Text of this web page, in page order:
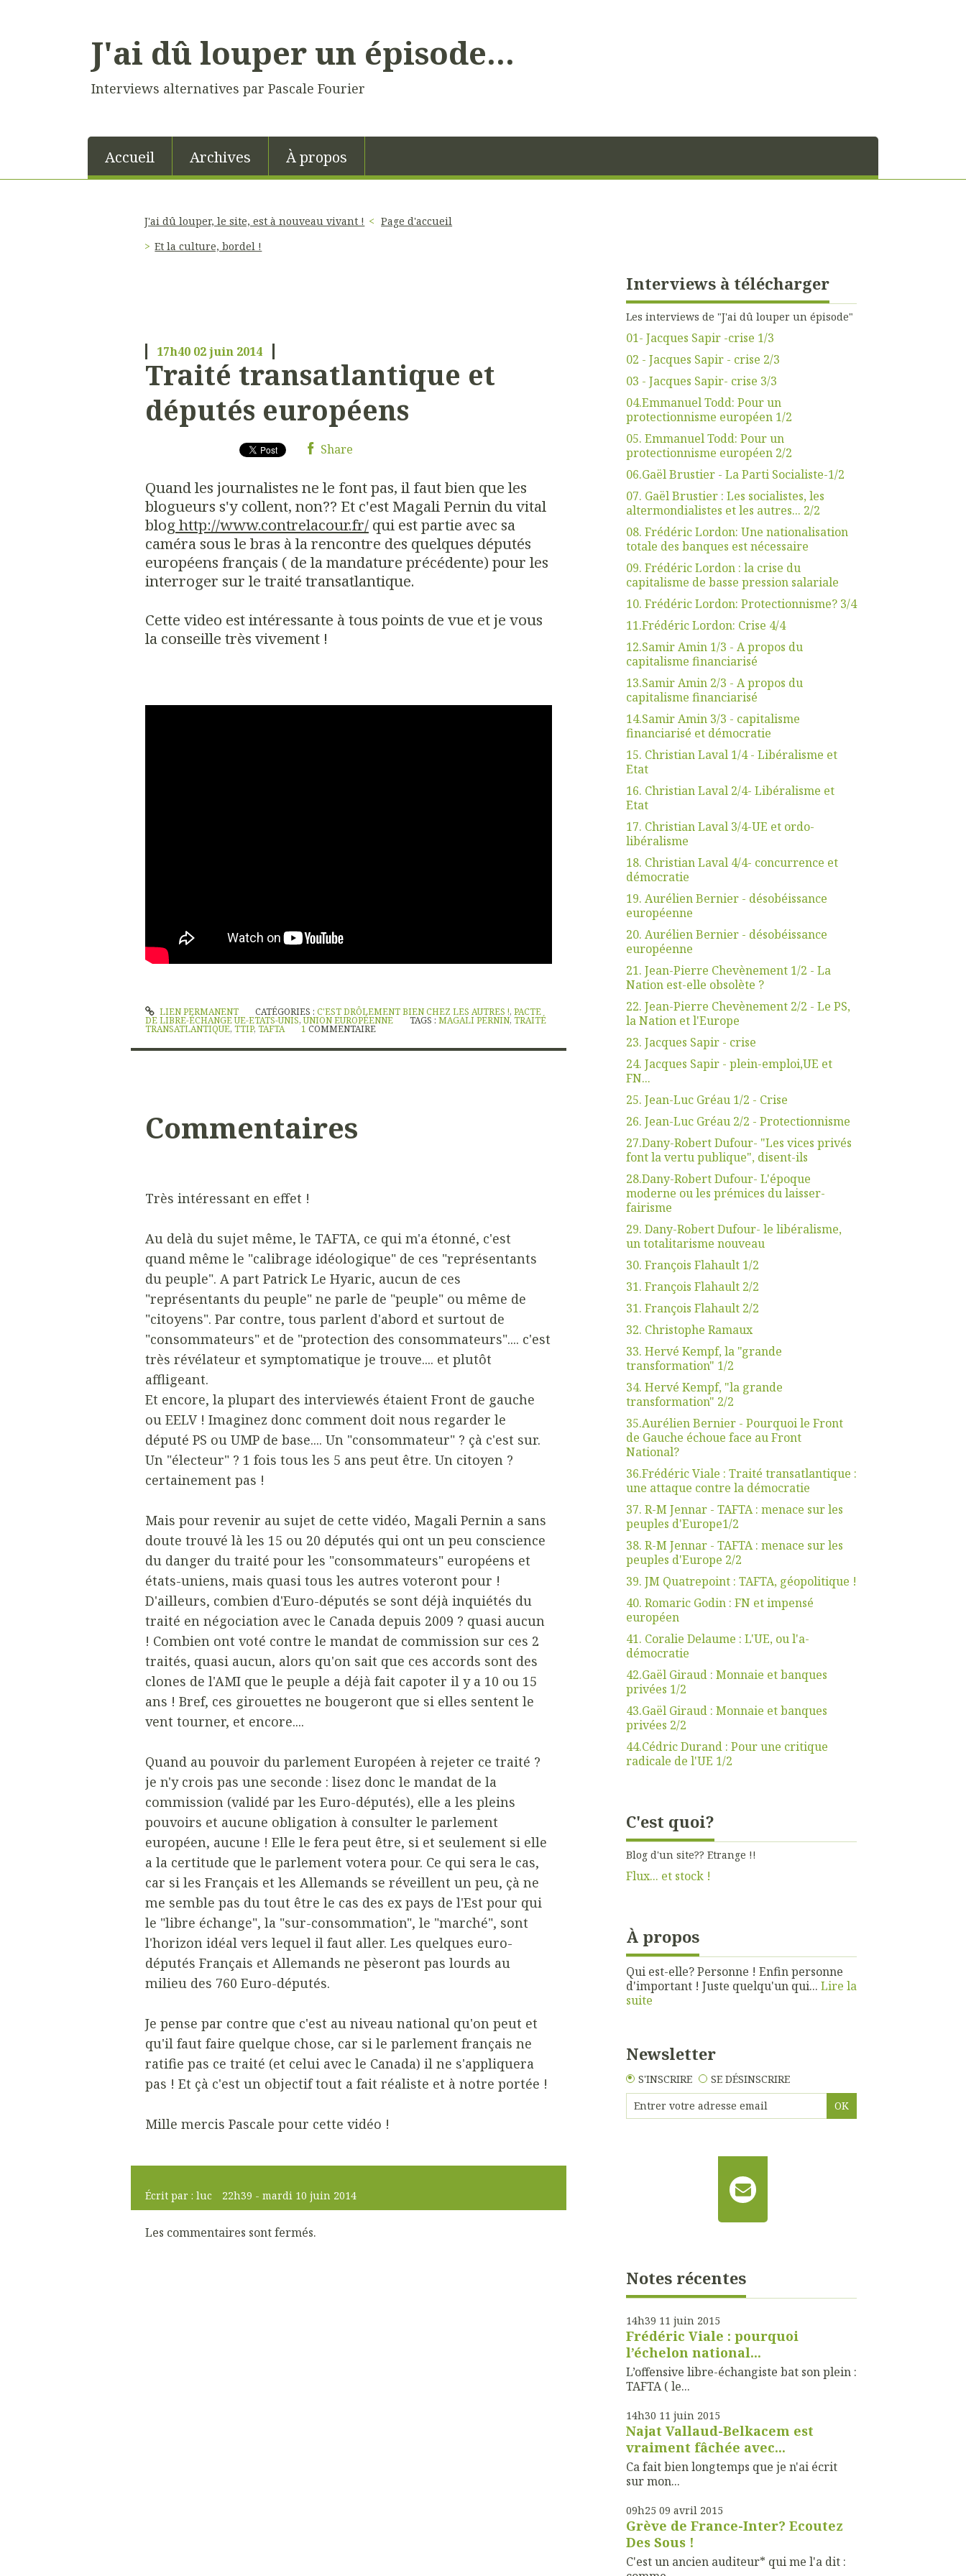
J'ai dû louper un épisode...
Interviews alternatives par Pascale Fourier
Accueil Archives À propos
J'ai dû louper, le site, est à nouveau vivant !
Page d'accueil
Et la culture, bordel !
17h40 02juin 2014
Traité transatlantique et
députés européens
Share
Quand les journalistes ne le font pas, il faut bien que les
blogueurs s'y collent, non?? Et c'est Magali Pernin du vital
bloghttp://www.contrelacour.fr/ qui est partie avec sa
caméra sous le bras à la rencontre des quelques députés
européens français ( de la mandature précédente) pour les
interroger sur le traité transatlantique.
Cette video est intéressante à tous points de vue et je vous
la conseille très vivement !
LIEN PERMANENT CATÉGORIES :C'EST DRÔLEMENT BIEN CHEZ LES AUTRES !,PACTE
DE LIBRE-ÉCHANGE UE-ETATS-UNIS,UNION EUROPÉENNE TAGS : MAGALI PERNIN, TRAITÉ
TRANSATLANTIQUE, TTIP, TAFTA 1 COMMENTAIRE
Commentaires
Très intéressant en effet !
Au delà du sujet même, le TAFTA, ce qui m'a étonné, c'est
quand même le "calibrage idéologique" de ces "représentants
du peuple". A part Patrick Le Hyaric, aucun de ces
"représentants du peuple" ne parle de "peuple" ou même de
"citoyens". Par contre, tous parlent d'abord et surtout de
"consommateurs" et de "protection des consommateurs".... c'est
très révélateur et symptomatique je trouve.... et plutôt
affligeant.
Et encore, la plupart des interviewés étaient Front de gauche
ou EELV ! Imaginez donc comment doit nous regarder le
député PS ou UMP de base.... Un "consommateur" ? çà c'est sur.
Un "électeur" ? 1 fois tous les 5 ans peut être. Un citoyen ?
certainement pas !
Mais pour revenir au sujet de cette vidéo, Magali Pernin a sans
doute trouvé là les 15 ou 20 députés qui ont un peu conscience
du danger du traité pour les "consommateurs" européens et
états-uniens, mais quasi tous les autres voteront pour !
D'ailleurs, combien d'Euro-députés se sont déjà inquiétés du
traité en négociation avec le Canada depuis 2009 ? quasi aucun
! Combien ont voté contre le mandat de commission sur ces 2
traités, quasi aucun, alors qu'on sait que ces accords sont des
clones de l'AMI que le peuple a déjà fait capoter il y a 10 ou 15
ans ! Bref, ces girouettes ne bougeront que si elles sentent le
vent tourner, et encore....
Quand au pouvoir du parlement Européen à rejeter ce traité ?
je n'y crois pas une seconde : lisez donc le mandat de la
commission (validé par les Euro-députés), elle a les pleins
pouvoirs et aucune obligation à consulter le parlement
européen, aucune ! Elle le fera peut être, si et seulement si elle
a la certitude que le parlement votera pour. Ce qui sera le cas,
car si les Français et les Allemands se réveillent un peu, çà ne
me semble pas du tout être le cas des ex pays de l'Est pour qui
le "libre échange", la "sur-consommation", le "marché", sont
l'horizon idéal vers lequel il faut aller. Les quelques euro-
députés Français et Allemands ne pèseront pas lourds au
milieu des 760 Euro-députés.
Je pense par contre que c'est au niveau national qu'on peut et
qu'il faut faire quelque chose, car si le parlement français ne
ratifie pas ce traité (et celui avec le Canada) il ne s'appliquera
pas ! Et çà c'est un objectif tout a fait réaliste et à notre portée !
Mille mercis Pascale pour cette vidéo !
Écrit par : luc 22h39 - mardi 10 juin 2014
Les commentaires sont fermés.
Interviews à télécharger
Les interviews de "J'ai dû louper un épisode"
01- Jacques Sapir -crise 1/3
02 - Jacques Sapir - crise 2/3
03 - Jacques Sapir- crise 3/3
04.Emmanuel Todd: Pour un
protectionnisme européen 1/2
05. Emmanuel Todd: Pour un
protectionnisme européen 2/2
06.Gaël Brustier - La Parti Socialiste-1/2
07. Gaël Brustier : Les socialistes, les
altermondialistes et les autres... 2/2
08. Frédéric Lordon: Une nationalisation
totale des banques est nécessaire
09. Frédéric Lordon : la crise du
capitalisme de basse pression salariale
10. Frédéric Lordon: Protectionnisme? 3/4
11.Frédéric Lordon: Crise 4/4
12.Samir Amin 1/3 - A propos du
capitalisme financiarisé
13.Samir Amin 2/3 - A propos du
capitalisme financiarisé
14.Samir Amin 3/3 - capitalisme
financiarisé et démocratie
15. Christian Laval 1/4 - Libéralisme et
Etat
16. Christian Laval 2/4- Libéralisme et
Etat
17. Christian Laval 3/4-UE et ordo-
libéralisme
18. Christian Laval 4/4- concurrence et
démocratie
19. Aurélien Bernier - désobéissance
européenne
20. Aurélien Bernier - désobéissance
européenne
21. Jean-Pierre Chevènement 1/2 - La
Nation est-elle obsolète ?
22. Jean-Pierre Chevènement 2/2 - Le PS,
la Nation et l'Europe
23. Jacques Sapir - crise
24. Jacques Sapir - plein-emploi,UE et
FN...
25. Jean-Luc Gréau 1/2 - Crise
26. Jean-Luc Gréau 2/2 - Protectionnisme
27.Dany-Robert Dufour- "Les vices privés
font la vertu publique", disent-ils
28.Dany-Robert Dufour- L'époque
moderne ou les prémices du laisser-
fairisme
29. Dany-Robert Dufour- le libéralisme,
un totalitarisme nouveau
30. François Flahault 1/2
31. François Flahault 2/2
31. François Flahault 2/2
32. Christophe Ramaux
33. Hervé Kempf, la "grande
transformation" 1/2
34. Hervé Kempf, "la grande
transformation" 2/2
35.Aurélien Bernier - Pourquoi le Front
de Gauche échoue face au Front
National?
36.Frédéric Viale : Traité transatlantique :
une attaque contre la démocratie
37. R-M Jennar - TAFTA : menace sur les
peuples d'Europe1/2
38. R-M Jennar - TAFTA : menace sur les
peuples d'Europe 2/2
39. JM Quatrepoint : TAFTA, géopolitique !
40. Romaric Godin : FN et impensé
européen
41. Coralie Delaume : L'UE, ou l'a-
démocratie
42.Gaël Giraud : Monnaie et banques
privées 1/2
43.Gaël Giraud : Monnaie et banques
privées 2/2
44.Cédric Durand : Pour une critique
radicale de l'UE 1/2
C'est quoi?
Blog d'un site?? Etrange !!
Flux... et stock !
À propos
Qui est-elle? Personne ! Enfin personne
d'important ! Juste quelqu'un qui... Lire la
suite
Newsletter
S'INSCRIRE SE DÉSINSCRIRE
Notes récentes
14h39 11 juin 2015
Frédéric Viale : pourquoi
l’échelon national...
L’offensive libre-échangiste bat son plein :
TAFTA ( le...
14h30 11 juin 2015
Najat Vallaud-Belkacem est
vraiment fâchée avec...
Ca fait bien longtemps que je n'ai écrit
sur mon...
09h25 09 avril 2015
Grève de France-Inter? Ecoutez
Des Sous !
C'est un ancien auditeur* qui me l'a dit :